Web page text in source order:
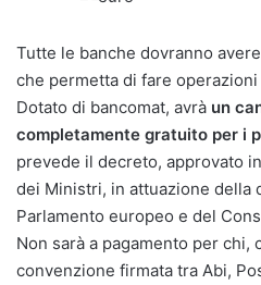
Tutte le banche dovranno
che permetta di fare
Dotato di bancomat, avrà un
completamente gratuito per i
prevede il decreto, approvato
dei Ministri, in attuazione della
Parlamento europeo e del
Non sarà a pagamento per chi,
convenzione firmata tra Abi,